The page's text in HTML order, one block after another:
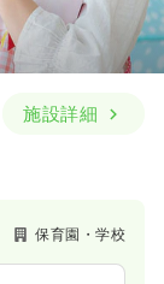
施設詳細
保育園・学校